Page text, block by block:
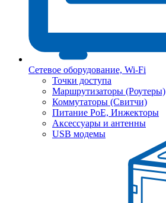
Сетевое оборудование, Wi-Fi
Точки доступа
Маршрутизаторы (Роутеры)
Коммутаторы (Свитчи)
Питание PoE, Инжекторы
Аксессуары и антенны
USB модемы